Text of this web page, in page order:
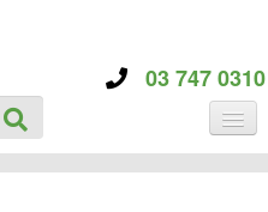
03 747 0310